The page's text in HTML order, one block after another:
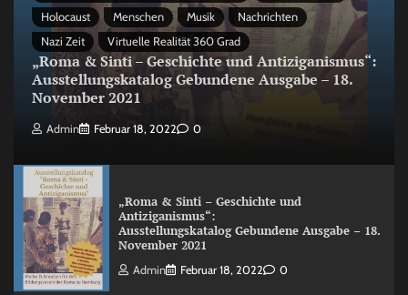
Holocaust
Menschen Musik
Nachrichten
Nazi Zeit
Virtuelle Realität 360 Grad
„Roma & Sinti – Geschichte und Antiziganismus“:
Ausstellungskatalog Gebundene Ausgabe – 18.
November 2021
Admin Februar 18, 2022 0
„Roma & Sinti – Geschichte und
Antiziganismus“:
Ausstellungskatalog Gebundene Ausgabe – 18.
November 2021
Admin Februar 18, 2022 0